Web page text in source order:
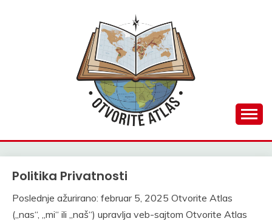
OTVORITE ATLAS
Politika Privatnosti
Poslednje ažurirano: februar 5, 2025 Otvorite Atlas
(„nas“, „mi“ ili „naš“) upravlja veb-sajtom Otvorite Atlas